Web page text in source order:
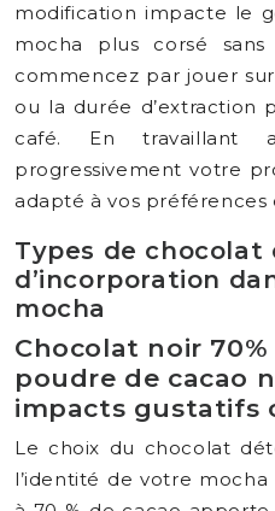
modification impacte le
mocha plus corsé sans
commencez par jouer
ou la durée d’extraction
café. En travaillant
progressivement votre
adapté à vos
Types de
d’incorporation
mocha
Chocolat noir 70%
poudre de cacao
impacts gustatifs
Le choix du chocolat
l’identité de votre